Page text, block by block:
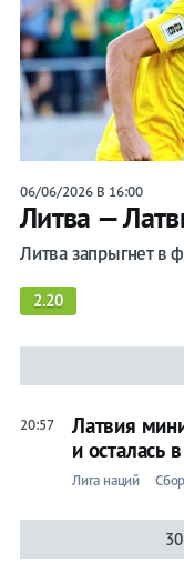
06/06/2026 В 16:00
Литва —
Литва запрыгнет в
2.20
20:57
Латвия
и осталась
Лига наций
Прогнозы
на спорт
Хоккей
Теннис
Бои
Игры